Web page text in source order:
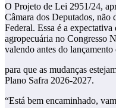
O Projeto de Lei 2951/24,
Câmara dos Deputados, não
Federal. Essa é a expectativa
agropecuária no Congresso
valendo antes do
para que as mudanças
Plano Safra 2026-2027.
“Está bem encaminhado,